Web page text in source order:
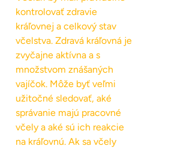
kontrolovať zdravie
kráľovnej a celkový stav
včelstva. Zdravá kráľovná je
zvyčajne aktívna a s
množstvom znášaných
vajíčok. Môže byť veľmi
užitočné sledovať, aké
správanie majú pracovné
včely a aké sú ich reakcie
na kráľovnú. Ak sa včely